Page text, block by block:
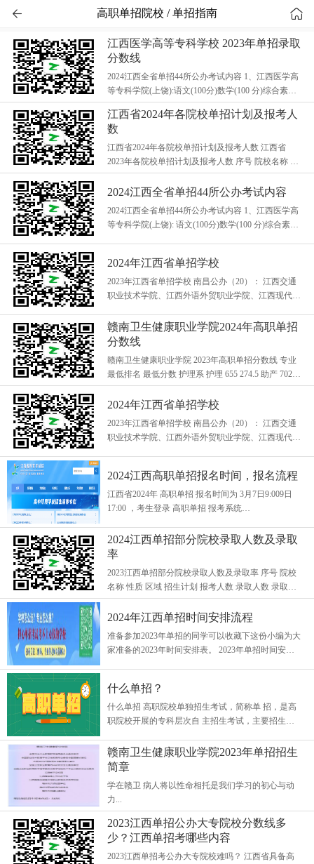
 高职单招院校 / 单招指南 
江西医学高等专科学校 2023年单招录取
分数线
2024江西全省单招44所公办考试内容 1、江西医学高
等专科学院(上饶):语文(100分)数学(100 分)综合素质
(50 分)人体解剖(100分)生理(100分) 2、宜春幼儿师范
高等专科院校(宜春):语文(100分)数学...
江西省2024年各院校单招计划及报考人
数
江西省2024年各院校单招计划及报考人数 江西省
2023年各院校单招计划及报考人数 序号 院校名称 性
质 所在城市 招生计划 考试人数 录取率 投档线 1 江
西电力职业技术学院 公办 南昌市...
2024江西全省单招44所公办考试内容
2024江西全省单招44所公办考试内容 1、江西医学高
等专科学院(上饶): 语文(100分)数学(100 分)综合素质
2024年江西省单招学校
2023年江西省单招学校 南昌公办（20）： 江西交通
职业技术学院、江西外语外贸职业学院、江西现代职
技术学院、江西工业贸易职业...
赣南卫生健康职业学院2024年高职单招
分数线
赣南卫生健康职业学院 2023年高职单招分数线 专业
最低排名 最低分数 护理系 护理 655 274.5 助产 702
272.5 婴幼儿托有服务与管理 1515 247.5 药学系 药学
584 277.5 中药学 763 270 药膳与食疗...
2024年江西省单招学校
2023年江西省单招学校 南昌公办（20）： 江西交通
职业技术学院、江西外语外贸职业学院、江西现代职
2024江西高职单招报名时间，报名流程
江西省2024年 高职单招 报名时间为 3月7日9:009日
17:00 ，考生登录 高职单招 报考系统
一、首先参加2024年普通 高考 报名 江西省2024年普
通...
2024江西单招部分院校录取人数及录取
率
2023江西单招部分院校录取人数及录取率 序号 院校
名称 性质 区域 招生计划 报考人数 录取人数 录取率
1 九江职业技术学院 公办 九江 400 1741 400 22.97% 2
宜春职业技术学院 公办 宜春 19...
2024年江西单招时间安排流程
准备参加2023年单招的同学可以收藏下这份小编为大
家准备的2023年时间安排表。 2023年单招时间安排 1
什么单招？
什么单招 高职院校单独招生考试，简称单 招，是高
职院校开展的专科层次自 主招生考试，主要招生对
考生。 考试形式:统一命题+自...
赣南卫生健康职业学院2023年单招招生
简章
学在赣卫 病人将以性命相托是我们学习的初心与动
力...
2023江西单招公办大专院校分数线多
少？江西单招考哪些内容
2023江西单招考公办大专院校难吗？ 江西省具备高